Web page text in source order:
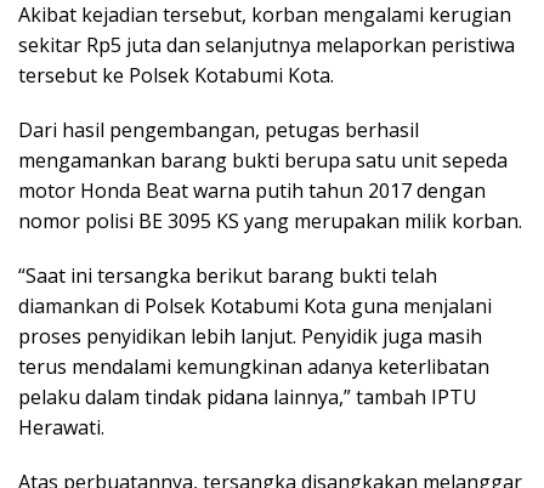
Akibat kejadian tersebut, korban mengalami kerugian
sekitar Rp5 juta dan selanjutnya melaporkan peristiwa
tersebut ke Polsek Kotabumi Kota.
Dari hasil pengembangan, petugas berhasil
mengamankan barang bukti berupa satu unit sepeda
motor Honda Beat warna putih tahun 2017 dengan
nomor polisi BE 3095 KS yang merupakan milik korban.
“Saat ini tersangka berikut barang bukti telah
diamankan di Polsek Kotabumi Kota guna menjalani
proses penyidikan lebih lanjut. Penyidik juga masih
terus mendalami kemungkinan adanya keterlibatan
pelaku dalam tindak pidana lainnya,” tambah IPTU
Herawati.
Atas perbuatannya, tersangka disangkakan melanggar